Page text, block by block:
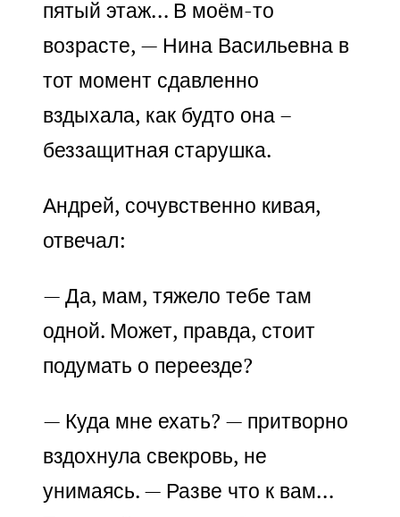
пятый этаж… В моём-то
возрасте, — Нина Васильевна в
тот момент сдавленно
вздыхала, как будто она –
беззащитная старушка.
Андрей, сочувственно кивая,
отвечал:
— Да, мам, тяжело тебе там
одной. Может, правда, стоит
подумать о переезде?
— Куда мне ехать? — притворно
вздохнула свекровь, не
унимаясь. — Разве что к вам…